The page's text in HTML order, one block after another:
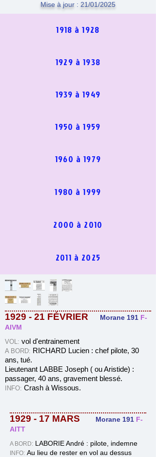
Mise à jour : 21/01/2025
1918 à 1928
1929 à 1938
1939 à 1949
1950 à 1959
1960 à 1979
1980 à 1999
2000 à 2010
2011 à 2025
1929 - 21 FÉVRIER Morane 191 F-
AIVM
VOL: vol d'entrainement
A BORD: RICHARD Lucien : chef pilote, 30
ans, tué.
Lieutenant LABBE Joseph ( ou Aristide) :
passager, 40 ans, gravement blessé.
INFO: Crash à Wissous.
1929 - 17 MARS Morane 191 F-
AITT
A BORD: LABORIE André : pilote, indemne
INFO: Au lieu de rester en vol au dessus